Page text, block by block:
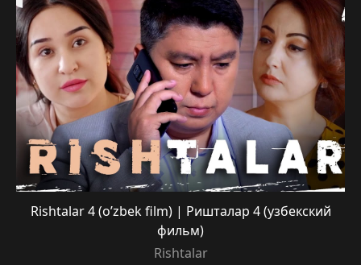
Rishtalar 4 (o’zbek film) | Ришталар 4 (узбекский
фильм)
Rishtalar